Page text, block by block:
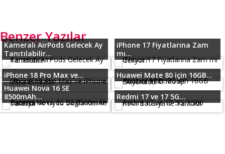
Benzer Yazılar
Kameralı AirPods Gelecek Ay
Tanıtılabilir...
iPhone 17 Fiyatlarına Zam
mı...
iPhone 18 Pro Max ve...
Huawei Mate 80 için 16GB...
Huawei Nova 16 SE
8500mAh...
Redmi 17 ve 17 5G...